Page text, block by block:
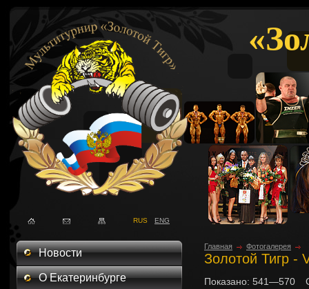
RUS ENG
Новости
О Екатеринбурге
Главная Фотогалерея
Золотой Тигр -
Показано: 541—570